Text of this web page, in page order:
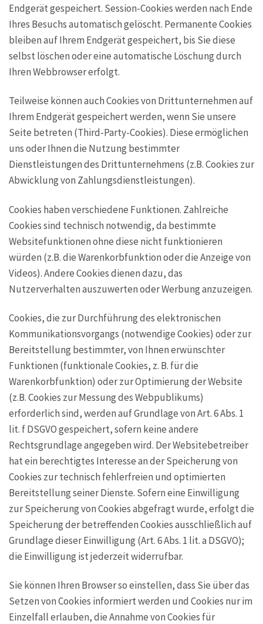
Endgerät gespeichert. Session-Cookies werden nach Ende
Ihres Besuchs automatisch gelöscht. Permanente Cookies
bleiben auf Ihrem Endgerät gespeichert, bis Sie diese
selbst löschen oder eine automatische Löschung durch
Ihren Webbrowser erfolgt.
Teilweise können auch Cookies von Drittunternehmen auf
Ihrem Endgerät gespeichert werden, wenn Sie unsere
Seite betreten (Third-Party-Cookies). Diese ermöglichen
uns oder Ihnen die Nutzung bestimmter
Dienstleistungen des Drittunternehmens (z.B. Cookies zur
Abwicklung von Zahlungsdienstleistungen).
Cookies haben verschiedene Funktionen. Zahlreiche
Cookies sind technisch notwendig, da bestimmte
Websitefunktionen ohne diese nicht funktionieren
würden (z.B. die Warenkorbfunktion oder die Anzeige von
Videos). Andere Cookies dienen dazu, das
Nutzerverhalten auszuwerten oder Werbung anzuzeigen.
Cookies, die zur Durchführung des elektronischen
Kommunikationsvorgangs (notwendige Cookies) oder zur
Bereitstellung bestimmter, von Ihnen erwünschter
Funktionen (funktionale Cookies, z. B. für die
Warenkorbfunktion) oder zur Optimierung der Website
(z.B. Cookies zur Messung des Webpublikums)
erforderlich sind, werden auf Grundlage von Art. 6 Abs. 1
lit. f DSGVO gespeichert, sofern keine andere
Rechtsgrundlage angegeben wird. Der Websitebetreiber
hat ein berechtigtes Interesse an der Speicherung von
Cookies zur technisch fehlerfreien und optimierten
Bereitstellung seiner Dienste. Sofern eine Einwilligung
zur Speicherung von Cookies abgefragt wurde, erfolgt die
Speicherung der betreffenden Cookies ausschließlich auf
Grundlage dieser Einwilligung (Art. 6 Abs. 1 lit. a DSGVO);
die Einwilligung ist jederzeit widerrufbar.
Sie können Ihren Browser so einstellen, dass Sie über das
Setzen von Cookies informiert werden und Cookies nur im
Einzelfall erlauben, die Annahme von Cookies für